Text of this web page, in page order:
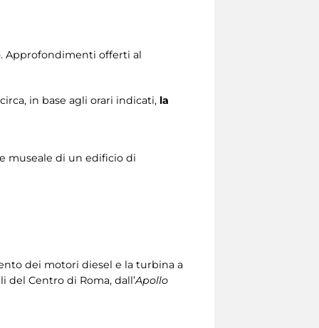
Approfondimenti offerti al
in base agli orari indicati, la
museale di un edificio di
dei motori diesel e la turbina a
del Centro di Roma, dall’Apollo